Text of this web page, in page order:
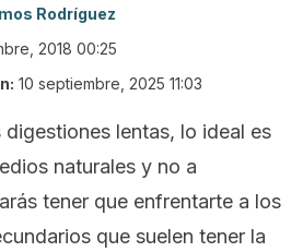
Rodríguez
2018 00:25
10 septiembre, 2025 11:03
digestiones lentas, lo ideal es
naturales y no a
tener que enfrentarte a los
que suelen tener la